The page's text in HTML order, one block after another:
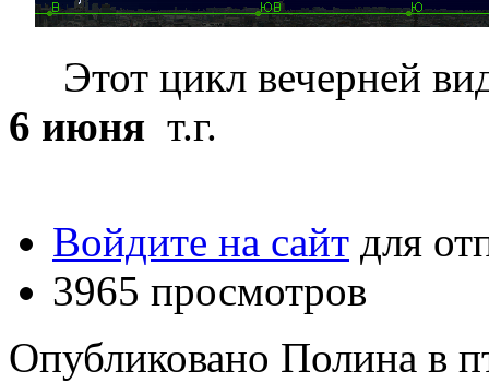
Этот цикл вечерней
6 июня т.г.
Войдите на сайт для
3965 просмотров
Опубликовано Полина в